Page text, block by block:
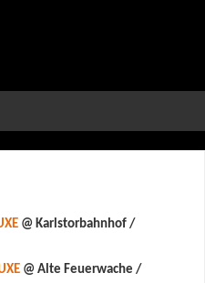
@ Karlstorbahnhof /
@ Alte Feuerwache /